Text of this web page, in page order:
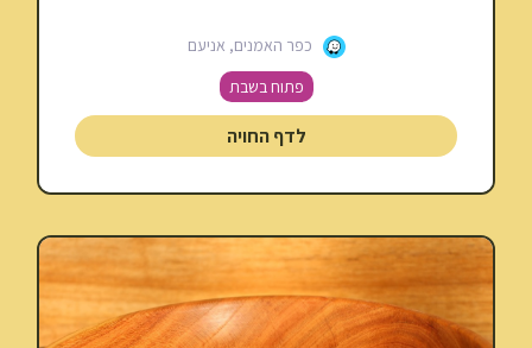
כפר האמנים, אניעם
פתוח בשבת
לדף החויה